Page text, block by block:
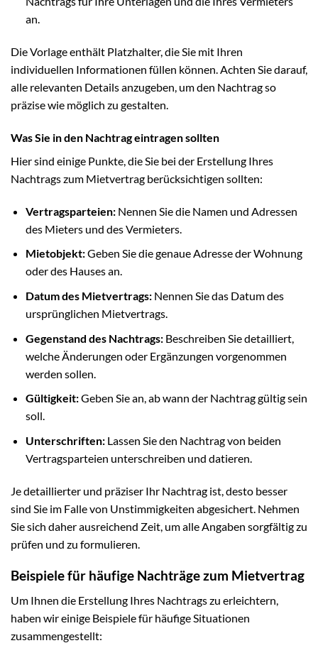
an.
Die Vorlage enthält Platzhalter, die Sie mit Ihren
individuellen Informationen füllen können. Achten Sie darauf,
alle relevanten Details anzugeben, um den Nachtrag so
präzise wie möglich zu gestalten.
Was Sie in den Nachtrag eintragen sollten
Hier sind einige Punkte, die Sie bei der Erstellung Ihres
Nachtrags zum Mietvertrag berücksichtigen sollten:
Vertragsparteien:Nennen Sie die Namen und Adressen
des Mieters und des Vermieters.
Mietobjekt:Geben Sie die genaue Adresse der Wohnung
oder des Hauses an.
Datum des Mietvertrags:Nennen Sie das Datum des
ursprünglichen Mietvertrags.
Gegenstand des Nachtrags:Beschreiben Sie detailliert,
welche Änderungen oder Ergänzungen vorgenommen
werden sollen.
Gültigkeit:Geben Sie an, ab wann der Nachtrag gültig sein
soll.
Unterschriften:Lassen Sie den Nachtrag von beiden
Vertragsparteien unterschreiben und datieren.
Je detaillierter und präziser Ihr Nachtrag ist, desto besser
sind Sie im Falle von Unstimmigkeiten abgesichert. Nehmen
Sie sich daher ausreichend Zeit, um alle Angaben sorgfältig zu
prüfen und zu formulieren.
Beispiele für häufige Nachträge zum Mietvertrag
Um Ihnen die Erstellung Ihres Nachtrags zu erleichtern,
haben wir einige Beispiele für häufige Situationen
zusammengestellt: